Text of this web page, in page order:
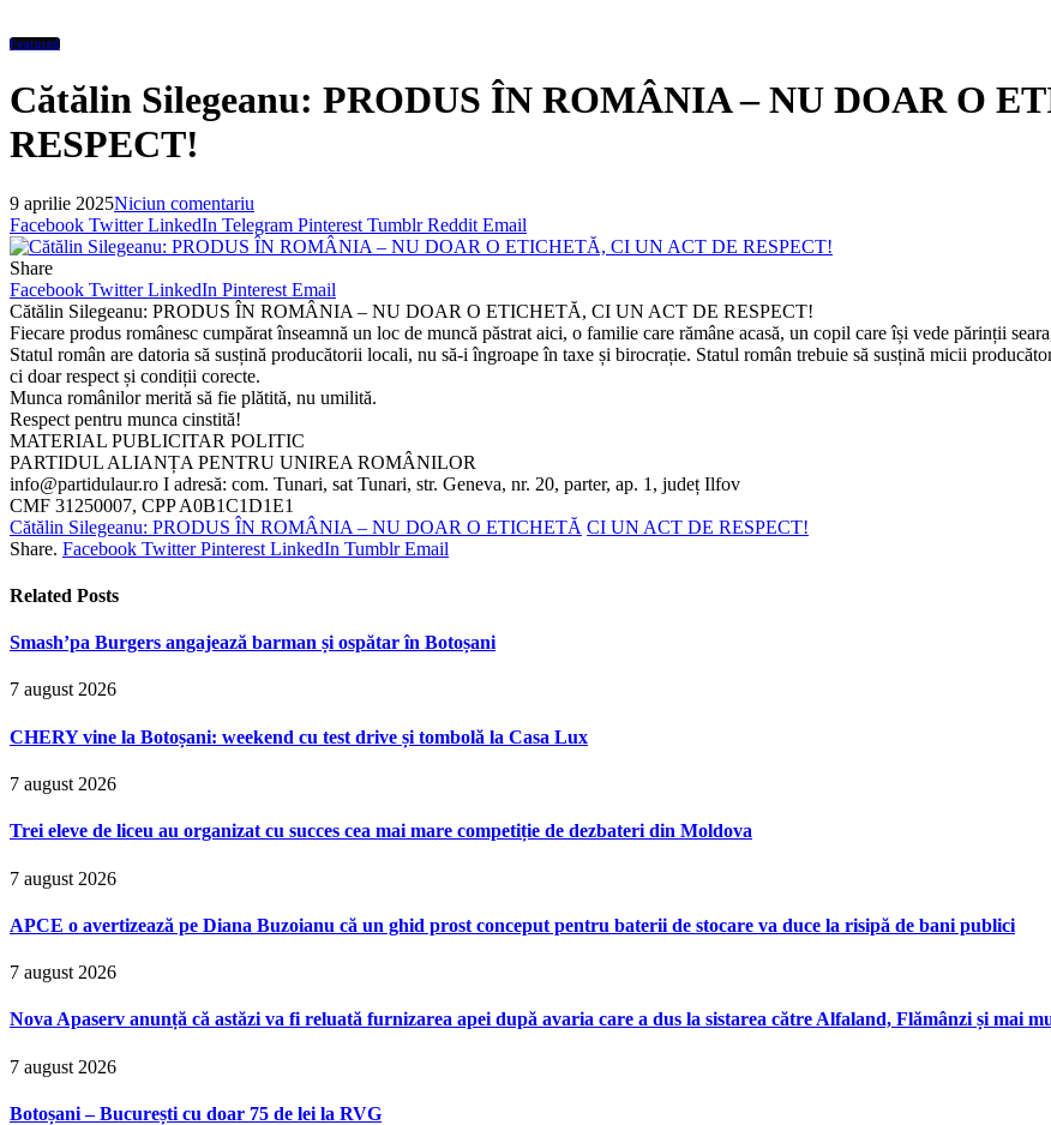
Featured
Cătălin Silegeanu: PRODUS ÎN ROMÂNIA – NU DOAR O
RESPECT!
9 aprilie 2025Niciun comentariu
Facebook Twitter LinkedIn Telegram Pinterest Tumblr Reddit Email
Share
Facebook Twitter LinkedIn Pinterest Email
Cătălin Silegeanu: PRODUS ÎN ROMÂNIA – NU DOAR O ETICHETĂ, CI UN ACT DE RESPECT!
Fiecare produs românesc cumpărat înseamnă un loc de muncă păstrat aici, o familie care rămâne acasă, un copil care își vede părinții
Statul român are datoria să susțină producătorii locali, nu să-i îngroape în taxe și birocrație. Statul român trebuie să susțină micii
ci doar respect și condiții corecte.
Munca românilor merită să fie plătită, nu umilită.
Respect pentru munca cinstită!
MATERIAL PUBLICITAR POLITIC
PARTIDUL ALIANȚA PENTRU UNIREA ROMÂNILOR
info@partidulaur.ro I adresă: com. Tunari, sat Tunari, str. Geneva, nr. 20, parter, ap. 1, județ Ilfov
CMF 31250007, CPP A0B1C1D1E1
Cătălin Silegeanu: PRODUS ÎN ROMÂNIA – NU DOAR O ETICHETĂ CI UN ACT DE RESPECT!
Share. Facebook Twitter Pinterest LinkedIn Tumblr Email
Related Posts
Smash’pa Burgers angajează barman și ospătar în Botoșani
7 august 2026
CHERY vine la Botoșani: weekend cu test drive și tombolă la Casa Lux
7 august 2026
Trei eleve de liceu au organizat cu succes cea mai mare competiție de dezbateri din Moldova
7 august 2026
APCE o avertizează pe Diana Buzoianu că un ghid prost conceput pentru baterii de stocare va duce la risipă de bani publici
7 august 2026
Nova Apaserv anunță că astăzi va fi reluată furnizarea apei după avaria care a dus la sistarea către Alfaland, Flămânzi și mai
7 august 2026
Botoșani – București cu doar 75 de lei la RVG